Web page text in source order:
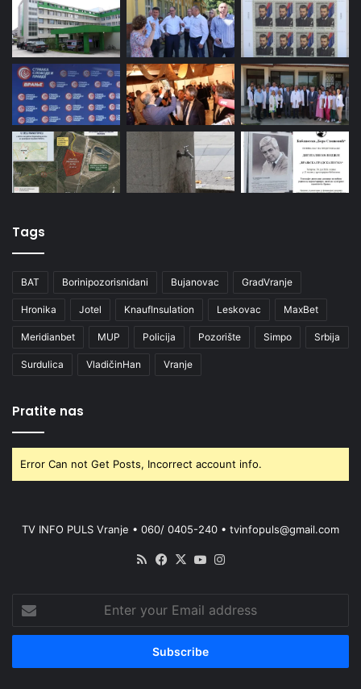
Tags
BAT Borinipozorisnidani Bujanovac GradVranje
Hronika Jotel KnaufInsulation Leskovac MaxBet
Meridianbet MUP Policija Pozorište Simpo Srbija
Surdulica VladičinHan Vranje
Pratite nas
Error Can not Get Posts, Incorrect account info.
TV INFO PULS Vranje • 060/ 0405-240 • tvinfopuls@gmail.com
RSS Facebook
X YouTube
your
Email